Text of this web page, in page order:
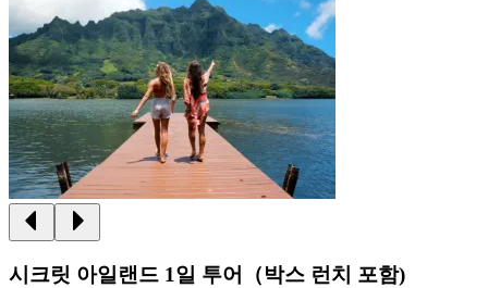
시크릿 아일랜드 1일 투어（박스 런치 포함)